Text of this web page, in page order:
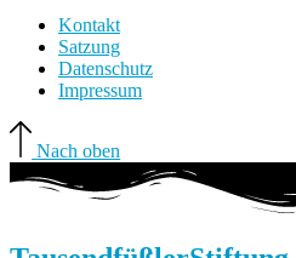
Kontakt
Satzung
Datenschutz
Impressum
Nach oben